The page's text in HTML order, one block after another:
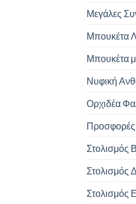
Μεγάλες
Μπουκέτα
Μπουκέτα
Νυφική
Ορχιδέα
Στολισμός
Στολισμός
Στολισμός